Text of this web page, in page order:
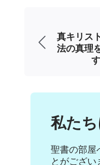
姉妹と交流し
だからこそ、
たの。それに
いうことを私
いた東方閃電
母に見せて言
真キリス
法の真理
私た
聖書の部屋
とがござ